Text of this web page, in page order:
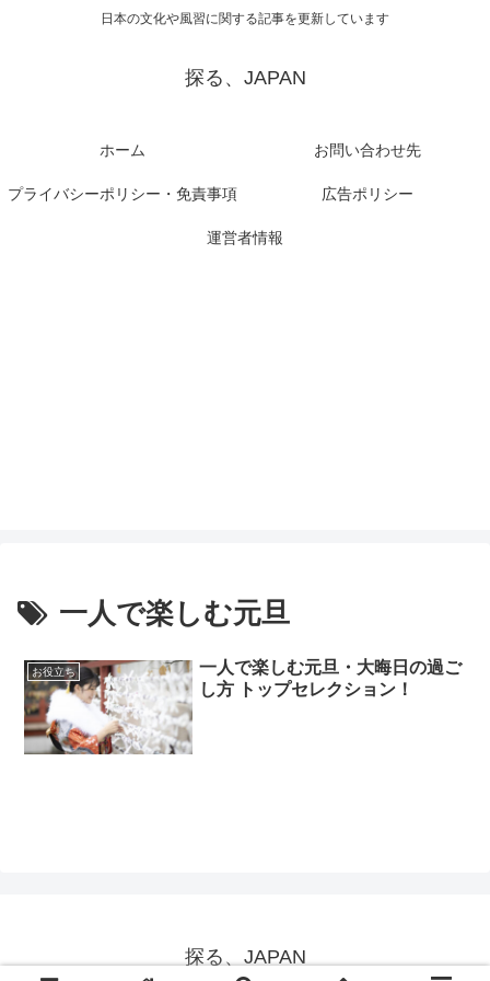
日本の文化や風習に関する記事を更新しています
探る、JAPAN
ホーム お問い合わせ先
プライバシーポリシー・免責事項 広告ポリシー
運営者情報
一人で楽しむ元旦
お役立ち
一人で楽しむ元旦・大晦日の過ご
し方 トップセレクション！
探る、JAPAN